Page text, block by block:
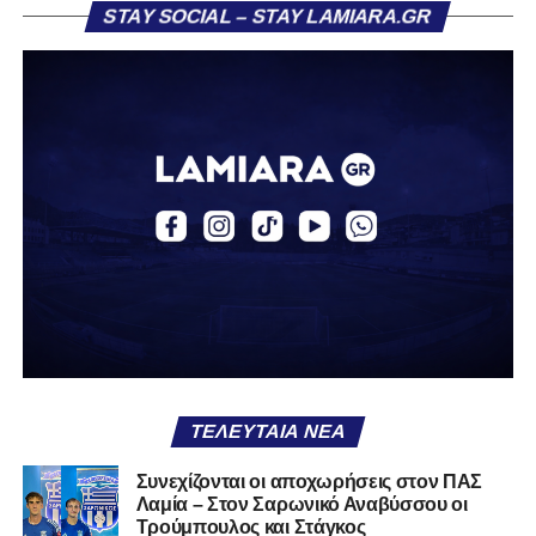
«Ο Α.Ο. Σαρωνικός Αναβύσσου ανακοινώνει την
περσινή σεζόν πραγματοποίησε γεμάτη χρονιά στη Γ’
Στο παρελθόν αγωνίστηκε στην ΑΕΚ Β’, με την οποία
κατέγραψε 10 συμμετοχές στη Super League 2, καθώς
επίσης σε Εθνικό και Ζάκυνθο. Ξεκίνησε την καριέρα του
στις 26 Σεπτεμβρίου 2021.
Καλωσορίζουμε τον Βασίλη στην οικογένεια του
Σαρωνικού και του ευχόμαστε υγεία και πολλές
STAY SOCIAL – STAY LAMIARA.GR
ΤΕΛΕΥΤΑΊΑ ΝΈΑ
Συνεχίζονται οι αποχωρήσεις στον ΠΑΣ
Λαμία – Στον Σαρωνικό Αναβύσσου οι
Τρούμπουλος και Στάγκος